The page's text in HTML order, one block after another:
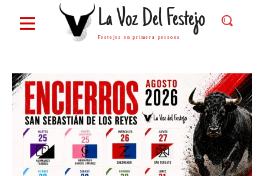
La Voz Del Festejo
Festejos en primera persona